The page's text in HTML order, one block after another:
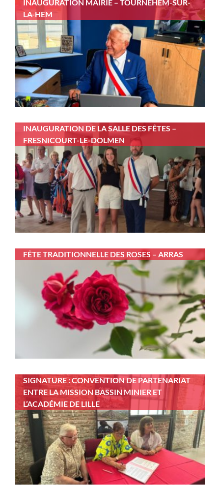
INAUGURATION MAIRIE – TOURNEHEM-SUR-
LA-HEM
INAUGURATION DE LA SALLE DES FÊTES –
FRESNICOURT-LE-DOLMEN
FÊTE TRADITIONNELLE DES ROSES – ARRAS
SIGNATURE : CONVENTION DE PARTENARIAT
ENTRE LA MISSION BASSIN MINIER ET
L’ACADÉMIE DE LILLE